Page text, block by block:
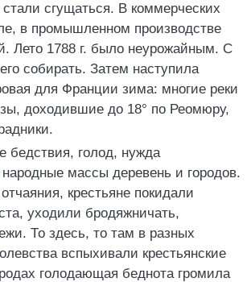
стали сгущаться. В коммерческих
в промышленном производстве
Лето 1788 г. было неурожайным. С
собирать. Затем наступила
для Франции зима: многие реки
доходившие до 18° по Реомюру,
бедствия, голод, нужда
массы деревень и городов.
крестьяне покидали
уходили бродяжничать,
То здесь, то там в разных
вспыхивали крестьянские
голодающая беднота громила